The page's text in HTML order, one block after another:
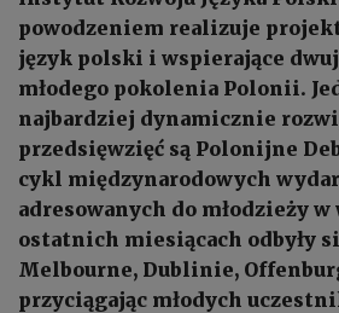
powodzeniem realizuje
język polski i wspierające
młodego pokolenia Polonii.
najbardziej dynamicznie
przedsięwzięć są Polonijne
cykl międzynarodowych
adresowanych do młodzieży w
ostatnich miesiącach odbyły
Melbourne, Dublinie,
przyciągając młodych